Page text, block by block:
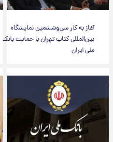
آغاز به کار سی‌وششمین نمایشگاه
بین‌المللی کتاب تهران با حمایت بانک
ملی ایران